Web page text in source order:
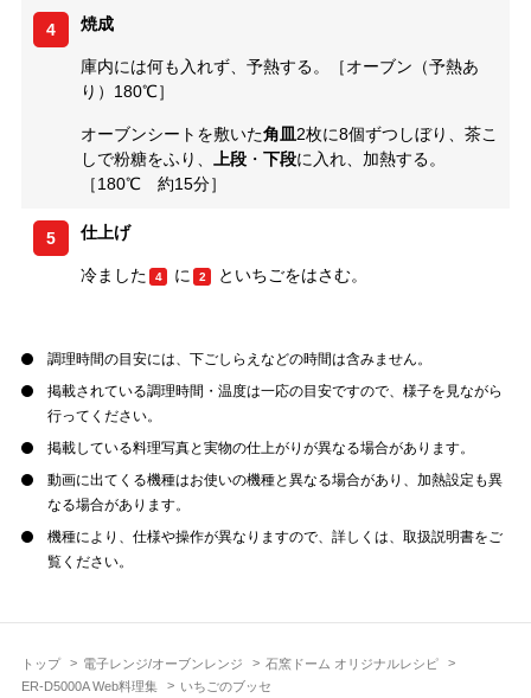
トップ 電子レンジ/オーブンレンジ
石窯ドーム オリジナルレシピ
ER-D5000A Web料理集
いちごのブッセ
4 焼成
庫内には何も入れず、予熱する。［オーブン（予熱あ
り）180℃］
オーブンシートを敷いた角皿2枚に8個ずつしぼり、茶こ
しで粉糖をふり、 上段 ・ 下段に入れ、加熱する。
［180℃ 約15分］
5 仕上げ
冷ました 4 に 2 といちごをはさむ。
調理時間の目安には、下ごしらえなどの時間は含みません。
掲載されている調理時間・温度は一応の目安ですので、様子を見ながら
行ってください。
掲載している料理写真と実物の仕上がりが異なる場合があります。
動画に出てくる機種はお使いの機種と異なる場合があり、加熱設定も異
なる場合があります。
機種により、仕様や操作が異なりますので、詳しくは、取扱説明書をご
覧ください。